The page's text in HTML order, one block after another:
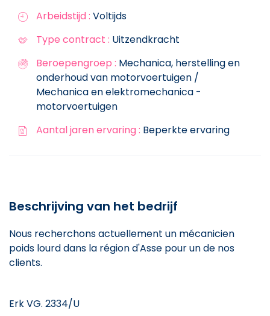
Arbeidstijd : Voltijds
Type contract : Uitzendkracht
Beroepengroep : Mechanica, herstelling en
onderhoud van motorvoertuigen /
Mechanica en elektromechanica -
motorvoertuigen
Aantal jaren ervaring : Beperkte ervaring
Beschrijving van het bedrijf
Nous recherchons actuellement un mécanicien
poids lourd dans la région d'Asse pour un de nos
clients.
Erk VG. 2334/U